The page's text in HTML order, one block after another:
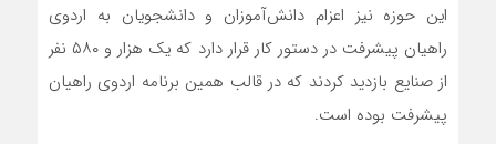
این حوزه نیز اعزام دانش‌آموزان و دانشجویان به اردوی
راهیان پیشرفت در دستور کار قرار دارد که یک هزار و ۵۸۰ نفر
از صنایع بازدید کردند که در قالب همین برنامه اردوی راهیان
پیشرفت بوده است.